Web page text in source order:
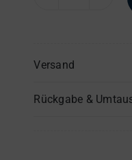
–
Menge
Versand
Rückgabe &